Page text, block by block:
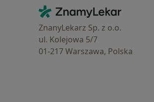
Kontakt
ZnamyLekar - Hlavní stránka
ZnanyLekarz Sp. z o.o.
ul. Kolejowa 5/7
01-217 Warszawa, Polska